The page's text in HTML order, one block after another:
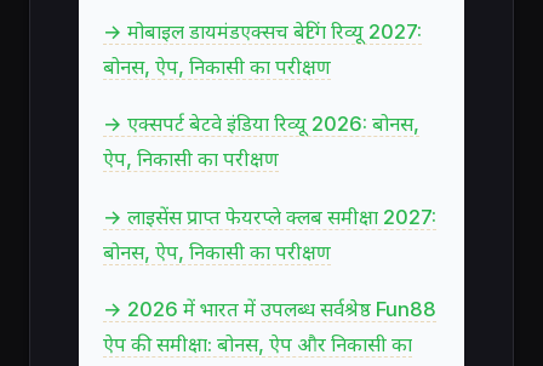
→ मोबाइल डायमंडएक्सच बेटिंग रिव्यू 2027:
बोनस, ऐप, निकासी का परीक्षण
→ एक्सपर्ट बेटवे इंडिया रिव्यू 2026: बोनस,
ऐप, निकासी का परीक्षण
→ लाइसेंस प्राप्त फेयरप्ले क्लब समीक्षा 2027:
बोनस, ऐप, निकासी का परीक्षण
→ 2026 में भारत में उपलब्ध सर्वश्रेष्ठ Fun88
ऐप की समीक्षा: बोनस, ऐप और निकासी का